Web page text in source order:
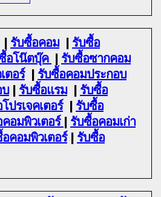
รับซื้อคอม | รับซื้อ
อโน๊ตบุ๊ค | รับซื้อซากคอม
ตอร์| รับซื้อคอมประกอบ
| รับซื้อแรม | รับซื้อ
ปรเจคเตอร์| รับซื้อ
อมพิวเตอร์ | รับซื้อคอมเก่า
คอมพิวเตอร์| รับซื้อ